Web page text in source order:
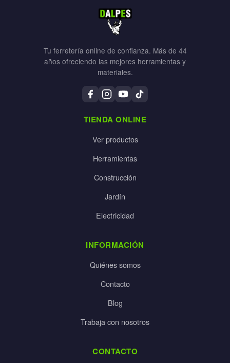
Tu ferretería online de confianza. Más de 44
años ofreciendo las mejores herramientas y
materiales.
TIENDA ONLINE
Ver productos
Herramientas
Construcción
Jardín
Electricidad
INFORMACIÓN
Quiénes somos
Contacto
Blog
Trabaja con nosotros
CONTACTO